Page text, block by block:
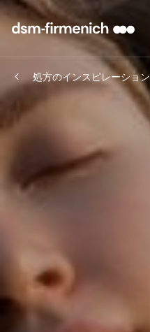
処方のインスピレーション